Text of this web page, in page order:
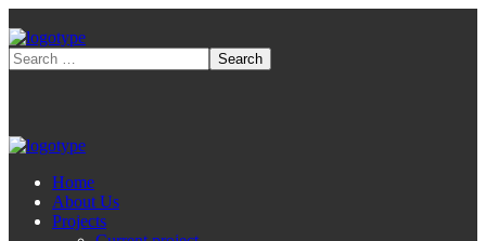
Home
About Us
Projects